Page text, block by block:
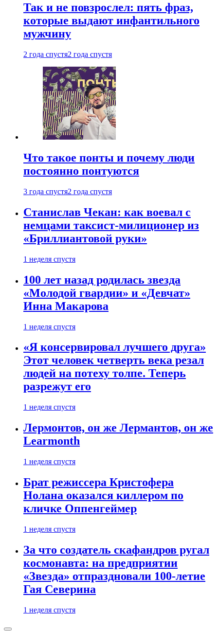
Так и не повзрослел: пять фраз,
которые выдают инфантильного
мужчину
2 года спустя2 года спустя
Что такое понты и почему люди
постоянно понтуются
3 года спустя2 года спустя
Станислав Чекан: как воевал с
немцами таксист-милиционер из
«Бриллиантовой руки»
1 неделя спустя
100 лет назад родилась звезда
«Молодой гвардии» и «Девчат»
Инна Макарова
1 неделя спустя
«Я консервировал лучшего друга»
Этот человек четверть века резал
людей на потеху толпе. Теперь
разрежут его
1 неделя спустя
Лермонтов, он же Лермантов, он же
Learmonth
1 неделя спустя
Брат режиссера Кристофера
Нолана оказался киллером по
кличке Оппенгеймер
1 неделя спустя
За что создатель скафандров ругал
космонавта: на предприятии
«Звезда» отпраздновали 100-летие
Гая Северина
1 неделя спустя